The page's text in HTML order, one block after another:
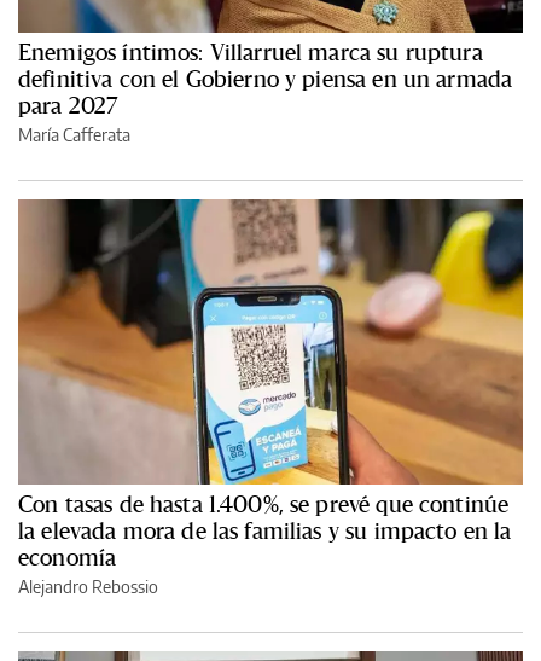
Enemigos íntimos: Villarruel marca su ruptura
definitiva con el Gobierno y piensa en un armada
para 2027
María Cafferata
Con tasas de hasta 1.400%, se prevé que continúe
la elevada mora de las familias y su impacto en la
economía
Alejandro Rebossio